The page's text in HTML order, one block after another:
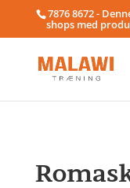
7876 8672 -
shops med